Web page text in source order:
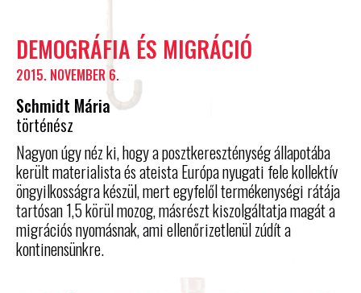
DEMOGRÁFIA ÉS MIGRÁCIÓ
2015. NOVEMBER 6.
Schmidt Mária
történész
Nagyon úgy néz ki, hogy a posztkereszténység állapotába
került materialista és ateista Európa nyugati fele kollektív
öngyilkosságra készül, mert egyfelől termékenységi rátája
tartósan 1,5 körül mozog, másrészt kiszolgáltatja magát a
migrációs nyomásnak, ami ellenőrizetlenül zúdít a
kontinensünkre.